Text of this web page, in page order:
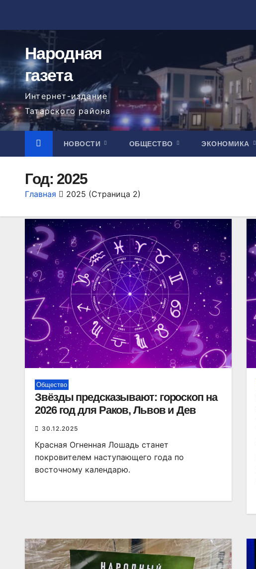
содержимому
Народная
газета
Интернет-издание
Татарского района
НОВОСТИ ОБЩЕСТВО ЭКОНОМИКА
Год: 2025
Главная 2025 (Страница 2)
Общество
Звёзды предсказывают: гороскоп на
2026 год для Раков, Львов и Дев
30.12.2025
Красная Огненная Лошадь станет
покровителем наступающего года по
восточному календарю.